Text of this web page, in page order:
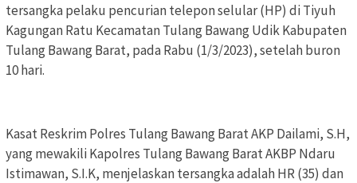
tersangka pelaku pencurian telepon selular (HP) di Tiyuh
Kagungan Ratu Kecamatan Tulang Bawang Udik Kabupaten
Tulang Bawang Barat, pada Rabu (1/3/2023), setelah buron
10 hari.
Kasat Reskrim Polres Tulang Bawang Barat AKP Dailami, S.H,
yang mewakili Kapolres Tulang Bawang Barat AKBP Ndaru
Istimawan, S.I.K, menjelaskan tersangka adalah HR (35) dan